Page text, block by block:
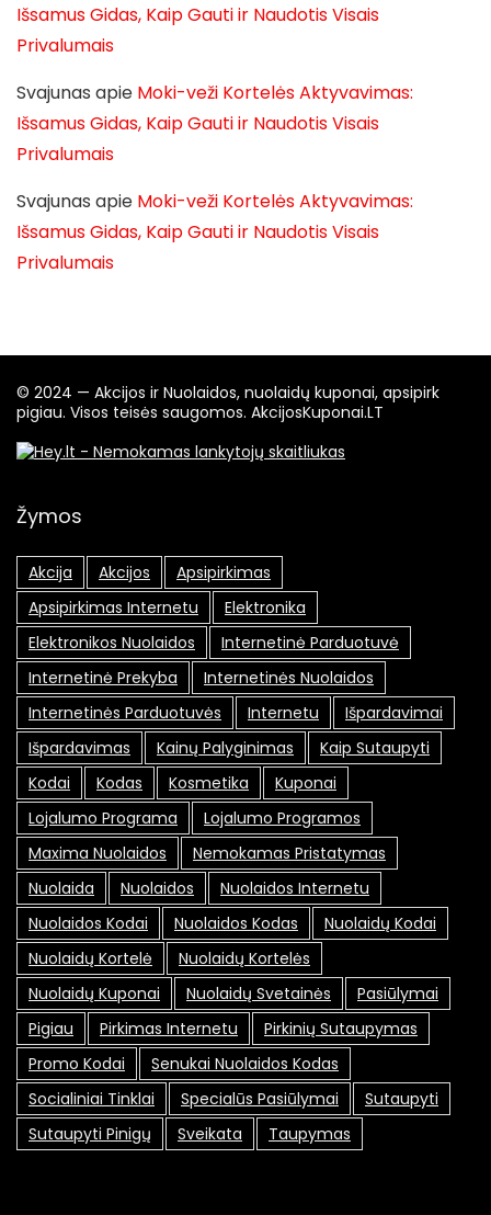
Išsamus Gidas, Kaip Gauti ir Naudotis Visais
Privalumais
Svajunas apie Moki-veži Kortelės Aktyvavimas:
Išsamus Gidas, Kaip Gauti ir Naudotis Visais
Privalumais
Svajunas apie Moki-veži Kortelės Aktyvavimas:
Išsamus Gidas, Kaip Gauti ir Naudotis Visais
Privalumais
© 2024 — Akcijos ir Nuolaidos, nuolaidų kuponai, apsipirk
pigiau. Visos teisės saugomos. AkcijosKuponai.LT
Žymos
Akcija Akcijos
Apsipirkimas
Apsipirkimas Internetu
Elektronika
Elektronikos Nuolaidos
Internetinė Parduotuvė
Internetinė Prekyba
Internetinės Nuolaidos
Internetinės Parduotuvės
Internetu
Išpardavimai
Išpardavimas
Kainų Palyginimas
Kaip Sutaupyti
Kodai
Kodas Kosmetika
Kuponai
Lojalumo Programa
Lojalumo Programos
Maxima Nuolaidos
Nemokamas Pristatymas
Nuolaida
Nuolaidos
Nuolaidos Internetu
Nuolaidos Kodai
Nuolaidos Kodas
Nuolaidų Kodai
Nuolaidų Kortelė
Nuolaidų Kortelės
Nuolaidų Kuponai
Nuolaidų Svetainės
Pasiūlymai
Pigiau
Pirkimas Internetu
Pirkinių Sutaupymas
Promo Kodai
Senukai Nuolaidos Kodas
Socialiniai Tinklai
Specialūs Pasiūlymai
Sutaupyti
Sutaupyti Pinigų
Sveikata Taupymas